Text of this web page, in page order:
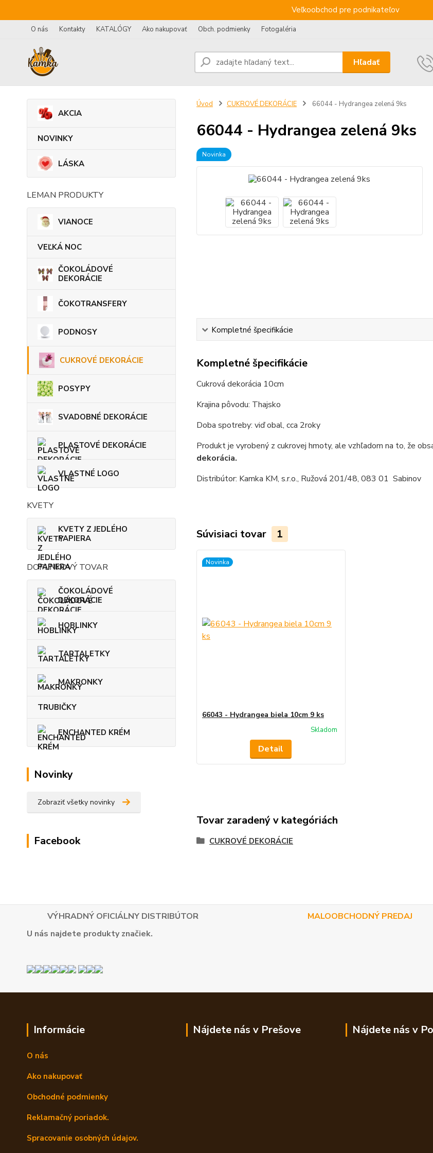
Veľkoobchod pre podnikateľov
O nás Kontakty KATALÓGY Ako nakupovať Obch. podmienky Fotogaléria
Hľadať
AKCIA
NOVINKY
LÁSKA
LEMAN PRODUKTY
VIANOCE
VEĽKÁ NOC
ČOKOLÁDOVÉ
DEKORÁCIE
ČOKOTRANSFERY
PODNOSY
CUKROVÉ DEKORÁCIE
POSYPY
SVADOBNÉ DEKORÁCIE
PLASTOVÉ DEKORÁCIE
VLASTNÉ LOGO
KVETY
KVETY Z JEDLÉHO
PAPIERA
DOPLNKOVÝ TOVAR
ČOKOLÁDOVÉ
DEKORÁCIE
HOBLINKY
TARTALETKY
MAKRONKY
TRUBIČKY
ENCHANTED KRÉM
Novinky
Zobraziť všetky novinky
Facebook
Úvod CUKROVÉ DEKORÁCIE 66044 - Hydrangea zelená 9ks
66044 - Hydrangea zelená 9ks
Novinka
Kompletné špecifikácie
Kompletné špecifikácie
Cukrová dekorácia 10cm
Krajina pôvodu: Thajsko
Doba spotreby: viď obal, cca 2roky
Produkt je vyrobený z cukrovej hmoty, ale vzhľadom na to, že
dekorácia.
Distribútor: Kamka KM, s.r.o., Ružová 201/48, 083 01 Sabinov
Súvisiaci tovar 1
Novinka
66043 - Hydrangea biela 10cm 9 ks
Skladom
Detail
Tovar zaradený v kategóriách
CUKROVÉ DEKORÁCIE
VÝHRADNÝ OFICIÁLNY DISTRIBÚTOR
MALOOBCHODNÝ PREDAJ
U nás najdete produkty značiek.
Informácie
O nás
Ako nakupovať
Obchodné podmienky
Reklamačný poriadok.
Spracovanie osobných údajov.
Nájdete nás v Prešove Nájdete nás v